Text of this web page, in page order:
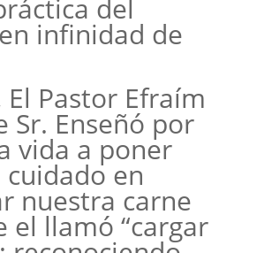
del
infinidad de
El Pastor Efraím
Sr. Enseñó por
vida a poner
cuidado en
nuestra carne
el llamó “cargar